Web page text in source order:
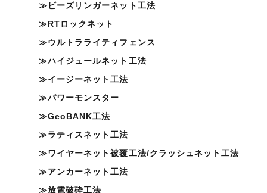
ビーズリンガーネット工法
RTロックネット
ウルトラライティフェンス
ハイジュールネット工法
イージーネット工法
パワーモンスター
GeoBANK工法
ラティスネット工法
ワイヤーネット被覆工法/クラッシュネット工法
アンカーネット工法
放電破砕工法